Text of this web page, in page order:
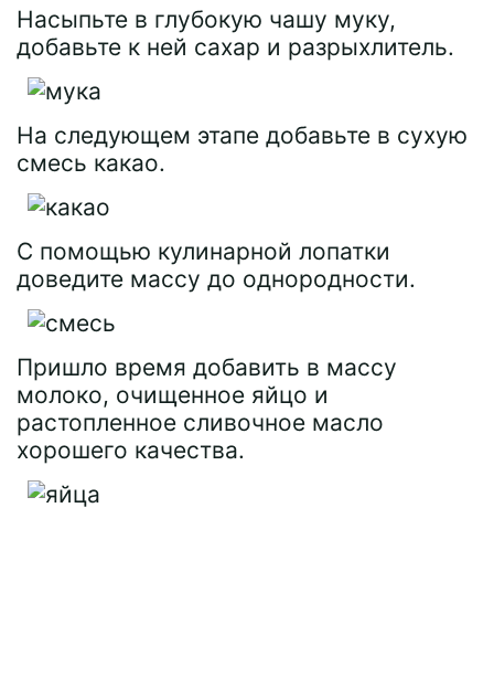
Насыпьте в глубокую чашу муку,
добавьте к ней сахар и разрыхлитель.
На следующем этапе добавьте в сухую
смесь какао.
С помощью кулинарной лопатки
доведите массу до однородности.
Пришло время добавить в массу
молоко, очищенное яйцо и
растопленное сливочное масло
хорошего качества.